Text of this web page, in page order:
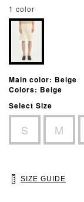
1 color
Main color: Beige
Colors: Beige
Select Size
S M
SIZE GUIDE